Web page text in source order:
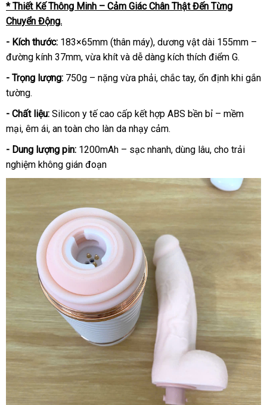
* Thiết Kế Thông Minh – Cảm Giác Chân Thật Đến Từng
Chuyển Động.
- Kích thước: 183×65mm (thân máy), dương vật dài 155mm –
đường kính 37mm, vừa khít và dễ dàng kích thích điểm G.
- Trọng lượng: 750g – nặng vừa phải, chắc tay, ổn định khi gắn
tường.
- Chất liệu: Silicon y tế cao cấp kết hợp ABS bền bỉ – mềm
mại, êm ái, an toàn cho làn da nhạy cảm.
- Dung lượng pin: 1200mAh – sạc nhanh, dùng lâu, cho trải
nghiệm không gián đoạn